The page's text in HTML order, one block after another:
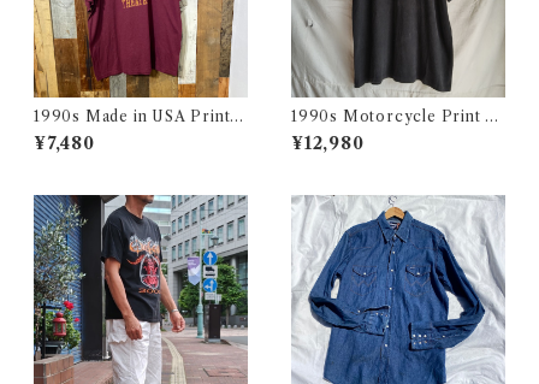
1990s Made in USA Print T
ee / 90年代 アメリカ製 プリ
ント Tシャツ 古着
¥7,480
1990s Motorcycle Print T-
Shirt Size XL / 90年代 ハー
レー バイカー Tシャツ スカル
¥12,980